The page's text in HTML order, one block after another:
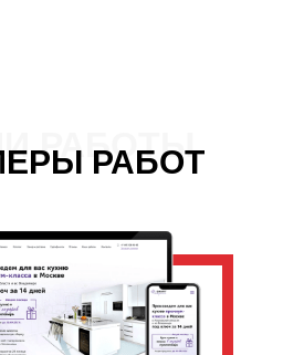
РАБОТЫ
РАБОТ